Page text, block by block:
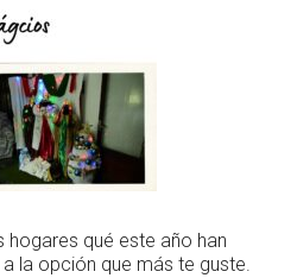
qué este año han
la opción que más te guste.